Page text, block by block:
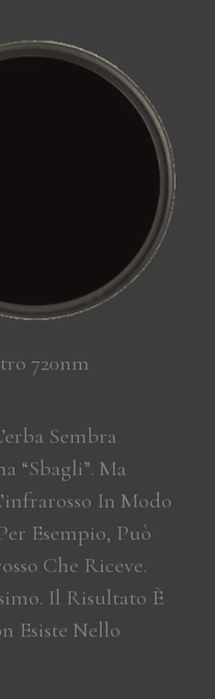
720nm
Sembra
“sbagli”. Ma
In Modo
Esempio, Può
Che Riceve.
Il Risultato È
Esiste Nello